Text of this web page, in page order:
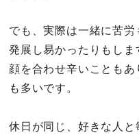
でも、実際は一緒に苦
発展し易かったりもし
顔を合わせ辛いことも
も多いです。
休日が同じ、好きな人